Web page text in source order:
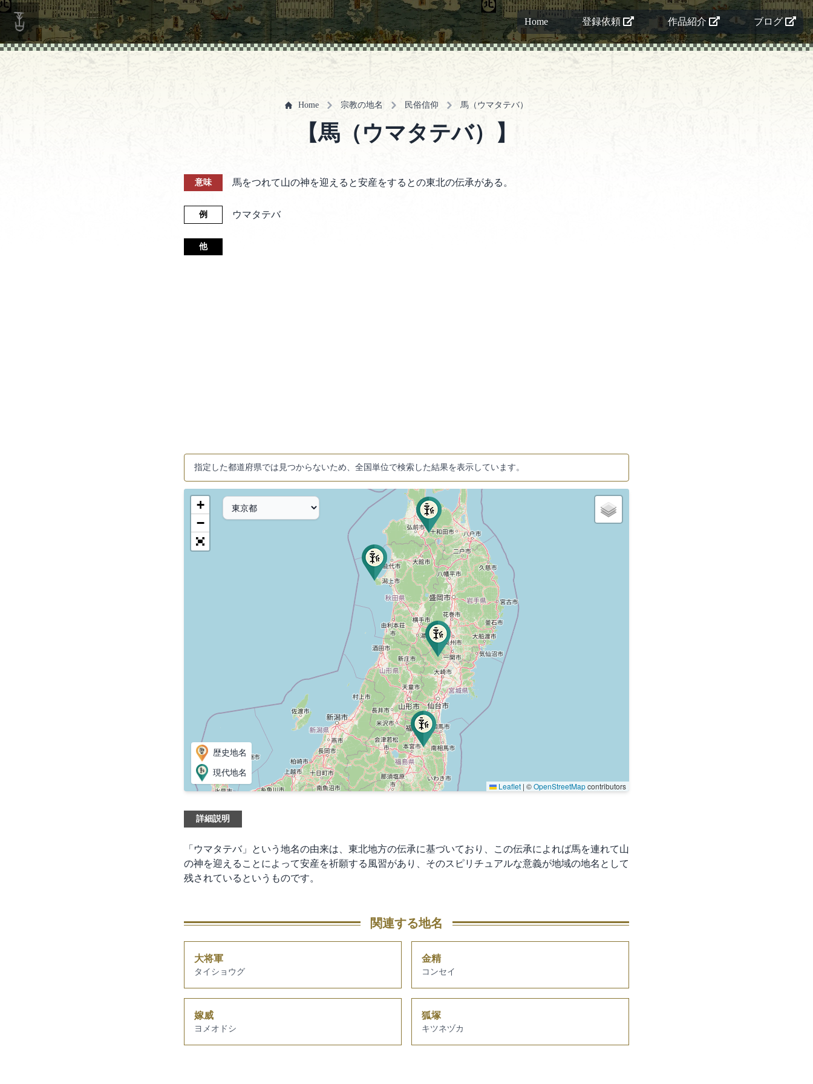
Home 登録依頼 作品紹介 ブログ
Home 宗教の地名 民俗信仰 馬（ウマタテバ）
【馬（ウマタテバ）】
意味 馬をつれて山の神を迎えると安産をするとの東北の伝承がある。
例 ウマタテバ
他
指定した都道府県では見つからないため、全国単位で検索した結果を表示しています。
歴史地名
現代地名
+
−
Leaflet | ©OpenStreetMapcontributors
詳細説明
「ウマタテバ」という地名の由来は、東北地方の伝承に基づいており、この伝承によれば馬を連れて山
の神を迎えることによって安産を祈願する風習があり、そのスピリチュアルな意義が地域の地名として
残されているというものです。
関連する地名
大将軍
タイショウグ
金精
コンセイ
嫁威
ヨメオドシ
狐塚
キツネヅカ